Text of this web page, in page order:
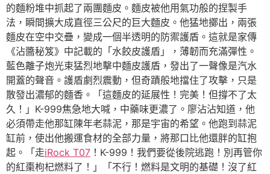
的麵粉堆中抓起了兩團麵皮。麵皮被他用氣功般的捏製手
法，瞬間擴大成直徑三公尺的巨大麵皮。他猛地擲出，兩張
麵皮在空中交疊，變成一個半透明的防禦護盾。這就是家傳
《沾醬秘笈》中記載的「水餃皮護盾」，薄韌而充滿彈性。
藍色離子炮光束猛烈地擊中麵皮護盾，發出了一聲像是汽水
開蓋的聲音。護盾劇烈震動，但奇蹟般地擋住了攻擊，只是
散發出濃郁的麵香。「這麵皮的延展性！完美！但撐不了太
久！」K-999焦急地大喊，中藥味更濃了。廖沾沾知道，他
必須帶走他那缸陳年老蒜泥，那是宇宙的希望。他跑到蒜泥
缸前，使出他搬運食材的全部力量，將那口比他還胖的缸抱
起。「走iRock T07 ！K-999！我們要從後院逃跑！別再管你
的紅棗枸杞燃料了！」「不行！燃料是文明的基礎！沒了紅